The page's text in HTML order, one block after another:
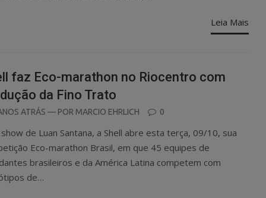
Leia Mais
faz Eco-marathon no Riocentro com
da Fino Trato
ATRÁS — POR MARCIO EHRLICH 0
show de Luan Santana, a Shell abre esta terça, 09/10, sua
Eco-marathon Brasil, em que 45 equipes de
brasileiros e da América Latina competem com
de…